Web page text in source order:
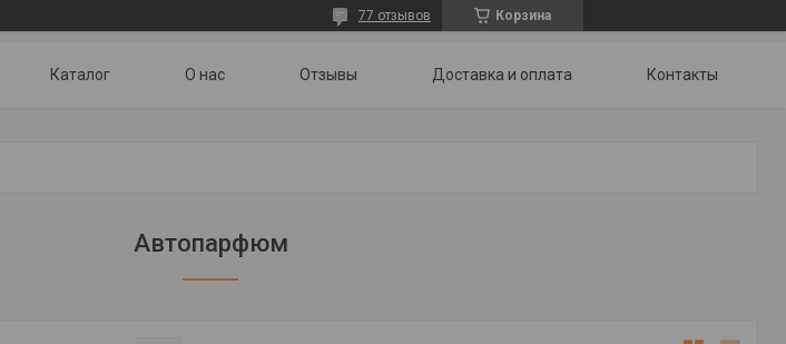
Корзина
77 отзывов
Каталог О нас Отзывы Доставка и оплата Контакты
Автопарфюм